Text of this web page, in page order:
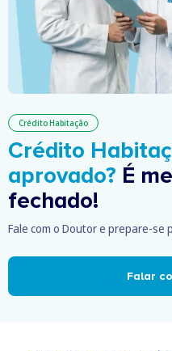
Crédito Habitação
Crédito
aprovado? É
fechado!
Fale com o Doutor e prepare-se
Falar